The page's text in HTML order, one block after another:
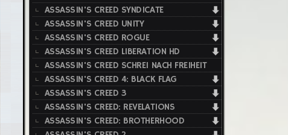
ASSASSIN'S CREED SYNDICATE
ASSASSIN'S CREED UNITY
ASSASSIN'S CREED ROGUE
ASSASSIN'S CREED LIBERATION HD
ASSASSIN'S CREED SCHREI NACH FREIHEIT
ASSASSIN'S CREED 4: BLACK FLAG
ASSASSIN'S CREED 3
ASSASSIN'S CREED: REVELATIONS
ASSASSIN'S CREED: BROTHERHOOD